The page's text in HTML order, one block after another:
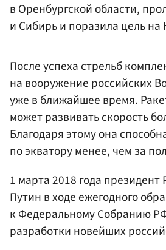
в Оренбургской области,
и Сибирь и поразила цель на
После успеха стрельб
на вооружение российских
уже в ближайшее время.
может развивать скорость
Благодаря этому она
по экватору менее, чем за
1 марта 2018 года
Путин в ходе ежегодного
к Федеральному Собранию
разработки новейших